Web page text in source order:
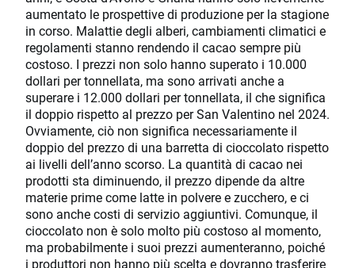
aumentato le prospettive di produzione per la stagione
in corso. Malattie degli alberi, cambiamenti climatici e
regolamenti stanno rendendo il cacao sempre più
costoso. I prezzi non solo hanno superato i 10.000
dollari per tonnellata, ma sono arrivati anche a
superare i 12.000 dollari per tonnellata, il che significa
il doppio rispetto al prezzo per San Valentino nel 2024.
Ovviamente, ciò non significa necessariamente il
doppio del prezzo di una barretta di cioccolato rispetto
ai livelli dell’anno scorso. La quantità di cacao nei
prodotti sta diminuendo, il prezzo dipende da altre
materie prime come latte in polvere e zucchero, e ci
sono anche costi di servizio aggiuntivi. Comunque, il
cioccolato non è solo molto più costoso al momento,
ma probabilmente i suoi prezzi aumenteranno, poiché
i produttori non hanno più scelta e dovranno trasferire